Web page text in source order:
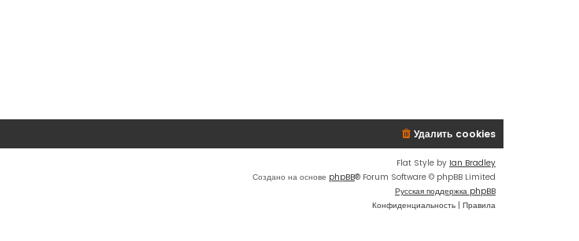
Удалить cookies
Flat Style by Ian Bradley
Создано на основе phpBB® Forum Software © phpBB Limited
Русская поддержка phpBB
Конфиденциальность | Правила